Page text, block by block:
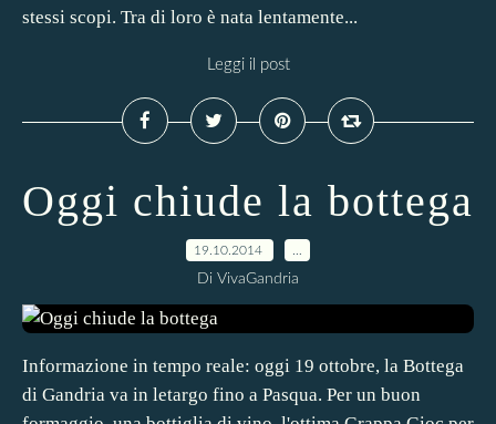
stessi scopi. Tra di loro è nata lentamente...
Leggi il post
Oggi chiude la bottega
19.10.2014
Di VivaGandria
Informazione in tempo reale: oggi 19 ottobre, la Bottega
di Gandria va in letargo fino a Pasqua. Per un buon